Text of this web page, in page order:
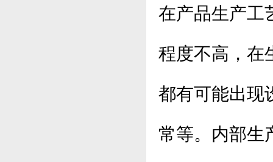
在产品生产工
程度不高，在
都有可能出现
常等。内部生